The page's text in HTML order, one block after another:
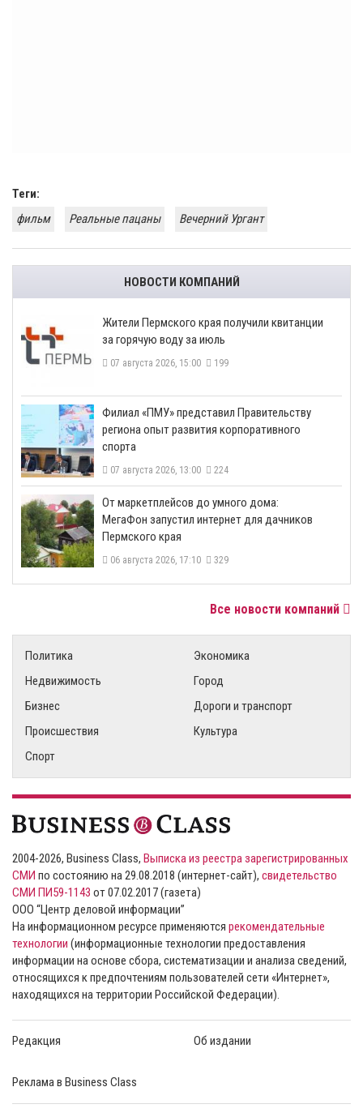
Теги:
фильм
Реальные пацаны Вечерний Ургант
НОВОСТИ КОМПАНИЙ
​Жители Пермского края получили квитанции
за горячую воду за июль
07 августа 2026, 15:00 199
​Филиал «ПМУ» представил Правительству
региона опыт развития корпоративного
спорта
07 августа 2026, 13:00 224
От маркетплейсов до умного дома:
МегаФон запустил интернет для дачников
Пермского края
06 августа 2026, 17:10 329
Все новости компаний
Политика
Экономика
Недвижимость
Город
Бизнес
Дороги и транспорт
Происшествия
Культура
Спорт
2004-2026, Business Class, Выписка из реестра зарегистрированных
СМИ по состоянию на 29.08.2018 (интернет-сайт), свидетельство
СМИ ПИ59-1143 от 07.02.2017 (газета)
ООО “Центр деловой информации”
На информационном ресурсе применяются рекомендательные
технологии (информационные технологии предоставления
информации на основе сбора, систематизации и анализа сведений,
относящихся к предпочтениям пользователей сети «Интернет»,
находящихся на территории Российской Федерации).
Редакция Об издании
Реклама в Business Class